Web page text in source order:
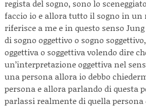
regista del sogno, sono lo
faccio io e allora tutto il sogno in un
riferisce a me e in questo senso
di sogno oggettivo o sogno
oggettiva o soggettiva volendo dire
un’interpretazione oggettiva nel
una persona allora io debbo
persona e allora parlando di questa
parlassi realmente di quella persona